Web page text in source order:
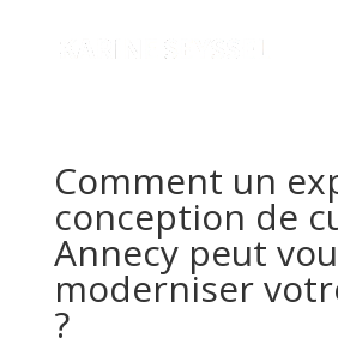
Comment un
conception de
Annecy peut
moderniser
?